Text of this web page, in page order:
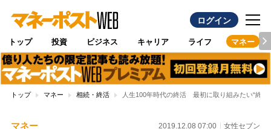
ログイン
トップ 投資 ビジネス キャリア ライフ マネー
トップ マネー 相続・終活 人生100年時代の終活 最初に取り組みたい“終活
マネー 2019.12.08 07:00 女性セブン